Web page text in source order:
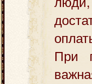
При